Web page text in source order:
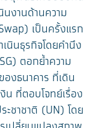
นงานด้านความ
เป็นครั้งแรก
นินธุรกิจโดยคำนึง
ตอกย้ำความ
งธนาคาร ที่เดิน
ที่ตอบโจทย์เรื่อง
ชาชาติ (UN) โดย